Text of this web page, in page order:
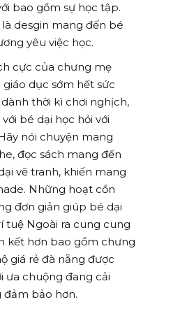
bao gồm sự học tập.
desgin mang đến bé
yêu việc học.
cực của chưng mẹ
dục sớm hết sức
thời kì chơi nghịch,
bé dại học hỏi với
nói chuyện mang
đọc sách mang đến
vẽ tranh, khiến mang
Những hoạt cồn
đơn giản giúp bé dại
tuệ Ngoài ra cung cung
kết hơn bao gồm chưng
giá rẻ đà nẵng được
ưa chuộng đang cải
bảo hơn.